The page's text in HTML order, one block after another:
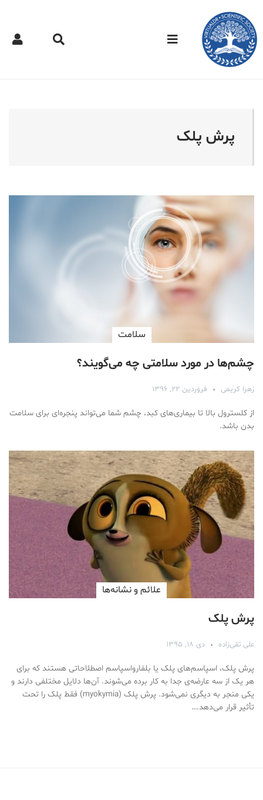
دکتر مجازی - پرش پلک
پرش پلک
سلامت
چشم‌ها در مورد سلامتی چه می‌گویند؟
زهرا کریمی فروردین ۲۲, ۱۳۹۶
از کلسترول بالا تا بیماری‌های کبد، چشم شما می‌تواند پنجره‌ای برای سلامت
بدن باشد.
علائم و نشانه‌ها
پرش پلک
علی تقی‌زاده دی ۱۸, ۱۳۹۵
پرش پلک، اسپاسم‌های پلک یا بلفارواسپاسم اصطلاحاتی هستند که برای
هر یک از سه عارضه‌ی جدا به کار برده می‌شوند. آن‌ها دلایل مختلفی دارند و
یکی منجر به دیگری نمی‌شود. پرش پلک (myokymia) فقط پلک را تحت
تأثیر قرار می‌دهد.…